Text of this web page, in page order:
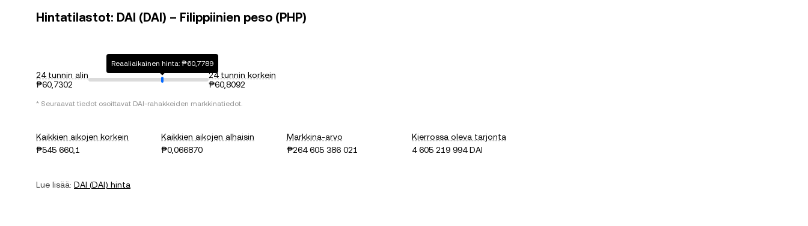
Hintatilastot: DAI (DAI) – Filippiinien peso (PHP)
24 tunnin alin
₱60,7302
Reaaliaikainen hinta: ₱60,7789
24 tunnin korkein
₱60,8092
* Seuraavat tiedot osoittavat DAI-rahakkeiden markkinatiedot.
Kaikkien aikojen korkein
₱545 660,1
Kaikkien aikojen alhaisin
₱0,066870
Markkina-arvo
₱264 605 386 021
Kierrossa oleva tarjonta
4 605 219 994 DAI
Lue lisää: DAI (DAI) hinta